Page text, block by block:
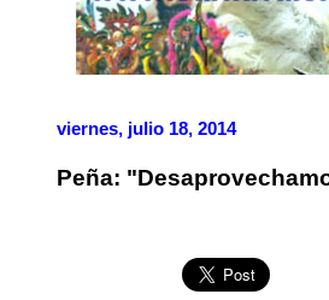
viernes, julio 18, 2014
Peña: